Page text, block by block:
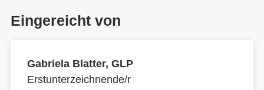
Eingereicht von
Gabriela Blatter, GLP
Erstunterzeichnende/r